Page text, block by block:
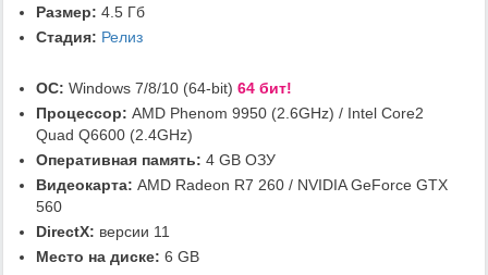
Размер: 4.5 Гб
Стадия: Релиз
ОС: Windows 7/8/10 (64-bit) 64 бит!
Процессор: AMD Phenom 9950 (2.6GHz) / Intel Core2
Quad Q6600 (2.4GHz)
Оперативная память: 4 GB ОЗУ
Видеокарта: AMD Radeon R7 260 / NVIDIA GeForce GTX
560
DirectX: версии 11
Место на диске: 6 GB